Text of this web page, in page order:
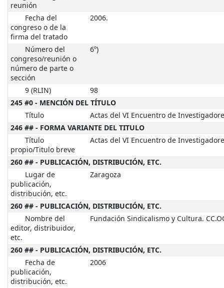
reunión
Fecha del
congreso o de la
firma del tratado
2006.
Número del
congreso/reunión o
número de parte o
sección
6º)
9 (RLIN)
98
245 #0 - MENCIÓN DEL TÍTULO
Título
Actas del VI Encuentro de
246 ## - FORMA VARIANTE DEL TITULO
Título
propio/Titulo breve
Actas del VI Encuentro de
260 ## - PUBLICACIÓN, DISTRIBUCIÓN, ETC.
Lugar de
publicación,
distribución, etc.
Zaragoza
260 ## - PUBLICACIÓN, DISTRIBUCIÓN, ETC.
Nombre del
editor, distribuidor,
etc.
Fundación Sindicalismo y Cultura.
260 ## - PUBLICACIÓN, DISTRIBUCIÓN, ETC.
Fecha de
publicación,
distribución, etc.
2006